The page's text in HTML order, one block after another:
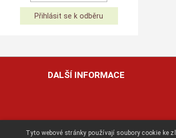
DALŠÍ INFORMACE
Tyto webové stránky používají soubory cookie ke